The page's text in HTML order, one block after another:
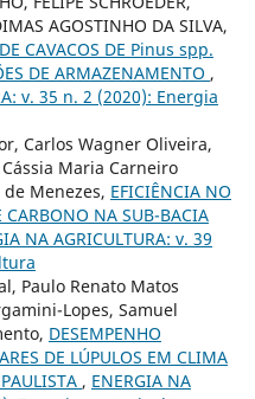
AGOSTINHO DA SILVA,
CAVACOS DE Pinus spp.
DE ARMAZENAMENTO ,
v. 35 n. 2 (2020): Energia
Carlos Wagner Oliveira,
Maria Carneiro
Menezes, EFICIÊNCIA NO
CARBONO NA SUB-BACIA
NA AGRICULTURA: v. 39
Paulo Renato Matos
Lopes, Samuel
DESEMPENHO
DE LÚPULOS EM CLIMA
, ENERGIA NA